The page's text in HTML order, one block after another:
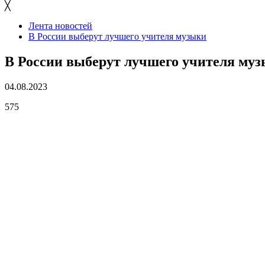
╳
Лента новостей
В России выберут лучшего учителя музыки
В России выберут лучшего учителя
04.08.2023
575